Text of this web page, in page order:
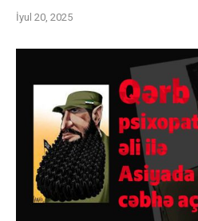
İyul 20, 2025